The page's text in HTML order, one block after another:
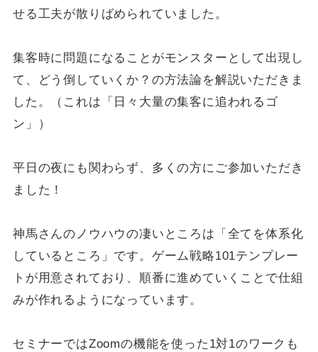
せる工夫が散りばめられていました。
集客時に問題になることがモンスターとして出現し
て、どう倒していくか？の方法論を解説いただきま
した。（これは「日々大量の集客に追われるゴ
ン」）
平日の夜にも関わらず、多くの方にご参加いただき
ました！
神馬さんのノウハウの凄いところは「全てを体系化
しているところ」です。ゲーム戦略101テンプレー
トが用意されており、順番に進めていくことで仕組
みが作れるようになっています。
セミナーではZoomの機能を使った1対1のワークも